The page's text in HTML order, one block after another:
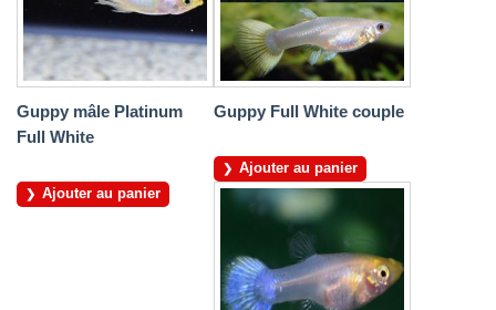
Guppy mâle Platinum
Full White
Ajouter au panier
Guppy Full White couple
Ajouter au panier